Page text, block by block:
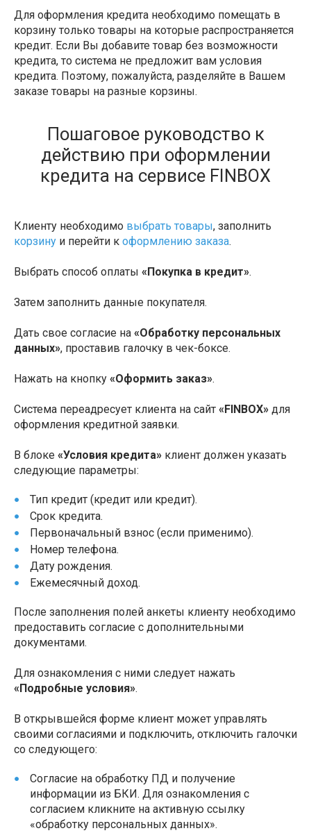
Для оформления кредита необходимо помещать в
корзину только товары на которые распространяется
кредит. Если Вы добавите товар без возможности
кредита, то система не предложит вам условия
кредита. Поэтому, пожалуйста, разделяйте в Вашем
заказе товары на разные корзины.
Пошаговое руководство к
действию при оформлении
кредита на сервисе FINBOX
Клиенту необходимо выбрать товары, заполнить
корзину и перейти к оформлению заказа.
Выбрать способ оплаты «Покупка в кредит».
Затем заполнить данные покупателя.
Дать свое согласие на «Обработку персональных
данных», проставив галочку в чек-боксе.
Нажать на кнопку «Оформить заказ».
Система переадресует клиента на сайт «FINBOX» для
оформления кредитной заявки.
В блоке «Условия кредита» клиент должен указать
следующие параметры:
Тип кредит (кредит или кредит).
Срок кредита.
Первоначальный взнос (если применимо).
Номер телефона.
Дату рождения.
Ежемесячный доход.
После заполнения полей анкеты клиенту необходимо
предоставить согласие с дополнительными
документами.
Для ознакомления с ними следует нажать
«Подробные условия».
В открывшейся форме клиент может управлять
своими согласиями и подключить, отключить галочки
со следующего:
Согласие на обработку ПД и получение
информации из БКИ. Для ознакомления с
согласием кликните на активную ссылку
«обработку персональных данных».